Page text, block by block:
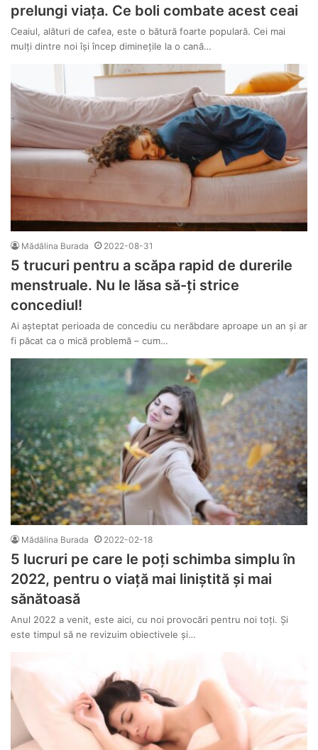
prelungi viața. Ce boli combate acest ceai
Ceaiul, alături de cafea, este o bătură foarte populară. Cei mai
mulți dintre noi își încep diminețile la o cană…
Mădălina Burada 2022-08-31
5 trucuri pentru a scăpa rapid de durerile
menstruale. Nu le lăsa să-ți strice
concediul!
Ai așteptat perioada de concediu cu nerăbdare aproape un an și ar
fi păcat ca o mică problemă – cum…
Mădălina Burada 2022-02-18
5 lucruri pe care le poți schimba simplu în
2022, pentru o viață mai liniștită și mai
sănătoasă
Anul 2022 a venit, este aici, cu noi provocări pentru noi toți. Și
este timpul să ne revizuim obiectivele și…